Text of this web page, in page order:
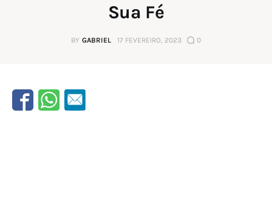
EspiritualidadeSua Fé
BY GABRIEL 17 FEVEREIRO, 2023 0